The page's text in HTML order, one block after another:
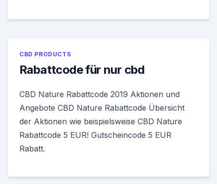
CBD PRODUCTS
Rabattcode für nur cbd
CBD Nature Rabattcode 2019 Aktionen und
Angebote CBD Nature Rabattcode Übersicht
der Aktionen wie beispielsweise CBD Nature
Rabattcode 5 EUR! Gutscheincode 5 EUR
Rabatt.